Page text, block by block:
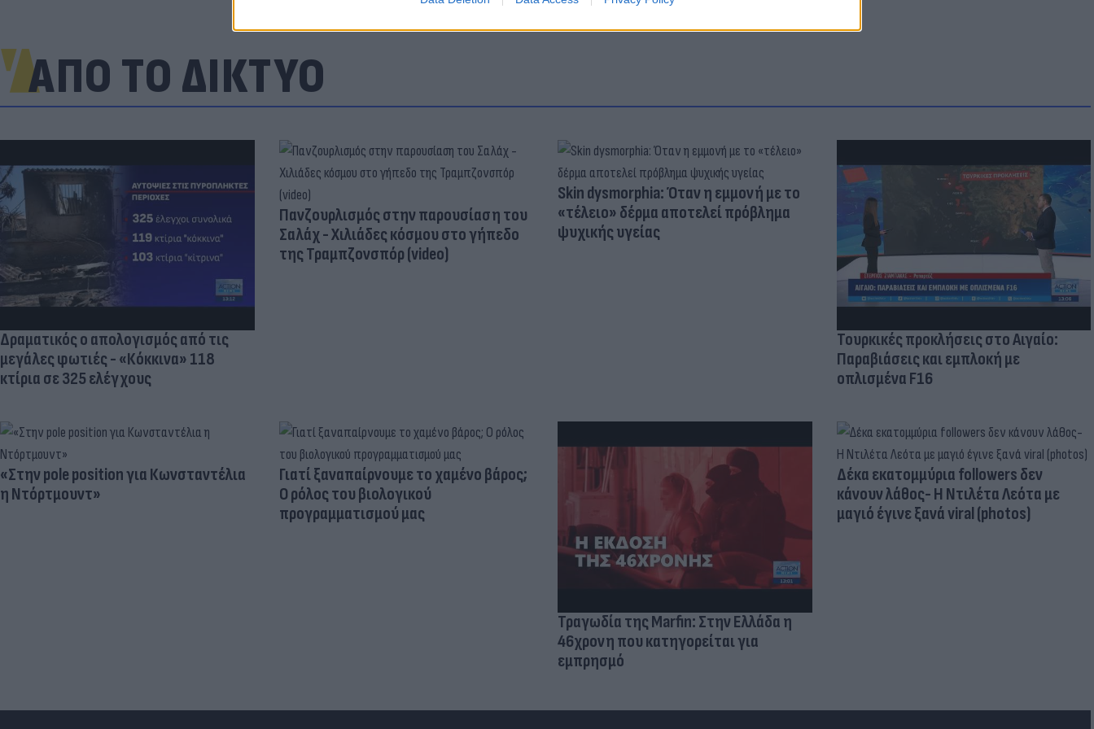
ΑΠΟ ΤΟ ΔΙΚΤΥΟ
Δραματικός ο απολογισμός από τις
μεγάλες φωτιές - «Κόκκινα» 118
κτίρια σε 325 ελέγχους
Πανζουρλισμός στην παρουσίαση του
Σαλάχ - Χιλιάδες κόσμου στο γήπεδο
της Τραμπζονσπόρ (video)
Skin dysmorphia: Όταν η εμμονή με το
«τέλειο» δέρμα αποτελεί πρόβλημα
ψυχικής υγείας
Τουρκικές προκλήσεις στο Αιγαίο:
Παραβιάσεις και εμπλοκή με
οπλισμένα F16
«Στην pole position για Κωνσταντέλια
η Ντόρτμουντ»
Γιατί ξαναπαίρνουμε το χαμένο βάρος;
Ο ρόλος του βιολογικού
προγραμματισμού μας
Τραγωδία της Marfin: Στην Ελλάδα η
46χρονη που κατηγορείται για
εμπρησμό
Δέκα εκατομμύρια followers δεν
κάνουν λάθος- Η Ντιλέτα Λεότα με
μαγιό έγινε ξανά viral (photos)